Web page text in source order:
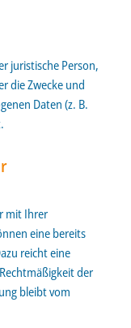
juristische Person,
die Zwecke und
Daten (z. B.
mit Ihrer
eine bereits
reicht eine
der
bleibt vom